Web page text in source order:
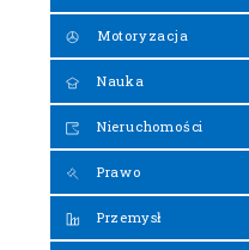
Motoryzacja
Nauka
Nieruchomości
Prawo
Przemysł